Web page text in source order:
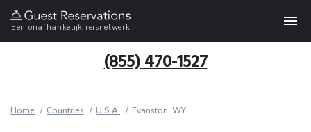
Een onafhankelijk reisnetwerk
(855) 470-1527
Home Countries U.S.A. Evanston, WY